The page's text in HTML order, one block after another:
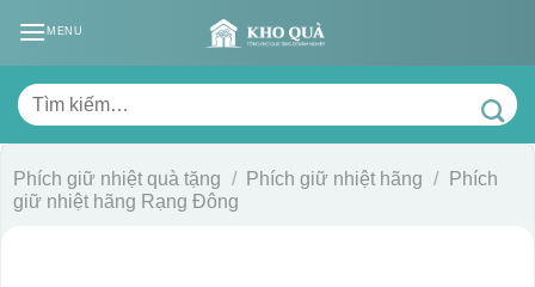
MENU
Tìm
kiếm:
Phích giữ nhiệt quà tặng / Phích giữ nhiệt hãng /
Phích
giữ nhiệt hãng Rạng Đông